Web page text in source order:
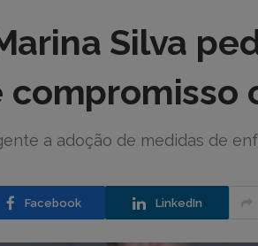
Silva
compromisso
a adoção de medidas de
Facebook LinkedIn